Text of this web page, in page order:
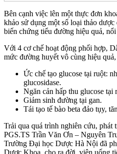
Bên cạnh việc lên một thực đơn
khảo sử dụng một số loại thảo
biến chứng tiểu đường hiệu quả,
Với 4 cơ chế hoạt động phối hợp,
mức đường huyết vô cùng hiệu quả,
Ức chế tạo glucose tại ruột:
glucosidase.
Ngăn cản hấp thu glucose tại
Giảm sinh đường tại gan.
Tái tạo tế bào beta đảo tụy,
Trải qua quá trình nghiên cứu, phát
PGS.TS Trần Văn Ơn – Nguyên
Trường Đại học Dược Hà Nội đã
Dược Khoa, cho ra đời viên uống